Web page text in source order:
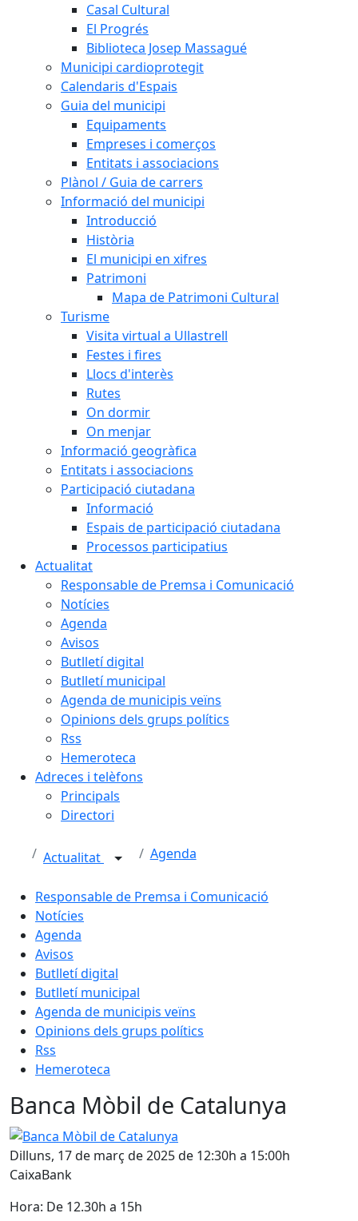
Casal Cultural
El Progrés
Biblioteca Josep Massagué
Municipi cardioprotegit
Calendaris d'Espais
Guia del municipi
Equipaments
Empreses i comerços
Entitats i associacions
Plànol / Guia de carrers
Informació del municipi
Introducció
Història
El municipi en xifres
Patrimoni
Mapa de Patrimoni Cultural
Turisme
Visita virtual a Ullastrell
Festes i fires
Llocs d'interès
Rutes
On dormir
On menjar
Informació geogràfica
Entitats i associacions
Participació ciutadana
Informació
Espais de participació ciutadana
Processos participatius
Actualitat
Responsable de Premsa i Comunicació
Notícies
Agenda
Avisos
Butlletí digital
Butlletí municipal
Agenda de municipis veïns
Opinions dels grups polítics
Rss
Hemeroteca
Adreces i telèfons
Principals
Directori
Actualitat Agenda
Responsable de Premsa i Comunicació
Notícies
Agenda
Avisos
Butlletí digital
Butlletí municipal
Agenda de municipis veïns
Opinions dels grups polítics
Rss
Hemeroteca
Banca Mòbil de Catalunya
Banca Mòbil de Catalunya
Dilluns, 17 de març de 2025 de 12:30h a 15:00h
CaixaBank
Hora: De 12.30h a 15h